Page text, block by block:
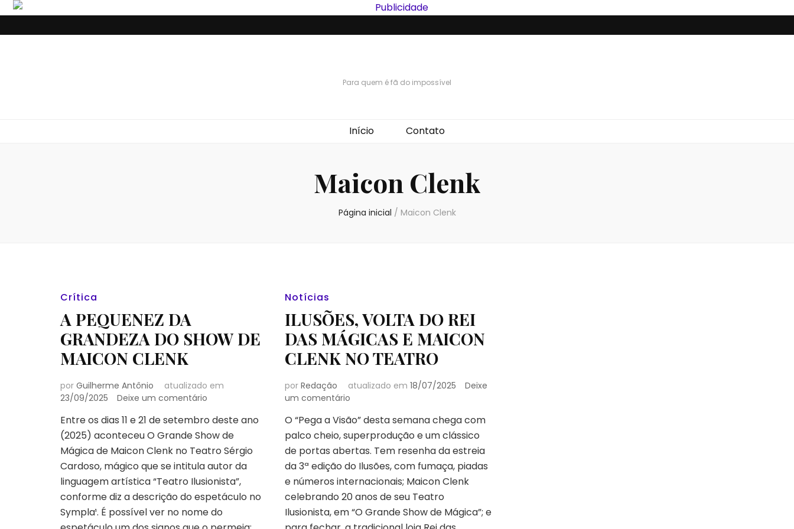
Para quem é fã do impossível
Início Contato
Maicon Clenk
Página inicial / Maicon Clenk
Crítica
A PEQUENEZ DA
GRANDEZA DO SHOW DE
MAICON CLENK
por Guilherme Antônio
atualizado em
23/09/2025
Deixe um comentário
PEQUENEZ
DA
GRANDEZA
SHOW
DE
MAICON
CLENK
Entre os dias 11 e 21 de setembro deste ano
(2025) aconteceu O Grande Show de
Mágica de Maicon Clenk no Teatro Sérgio
Cardoso, mágico que se intitula autor da
linguagem artística “Teatro Ilusionista”,
conforme diz a descrição do espetáculo no
Sympla¹. É possível ver no nome do
Notícias
ILUSÕES, VOLTA DO REI
DAS MÁGICAS E MAICON
CLENK NO TEATRO
por Redação atualizado em 18/07/2025
Deixe
um comentárioem
VOLTA
DO
REI
MÁGICAS
E
MAICON
CLENK
O “Pega a Visão” desta semana chega com
palco cheio, superprodução e um clássico
de portas abertas. Tem resenha da estreia
da 3ª edição do Ilusões, com fumaça, piadas
e números internacionais; Maicon Clenk
celebrando 20 anos de seu Teatro
Ilusionista, em “O Grande Show de Mágica”; e